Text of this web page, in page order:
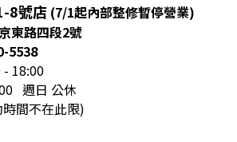
8號店 (7/1起內部整修暫停營業)
東路四段2號
5538
- 18:00
週日 公休
間不在此限)